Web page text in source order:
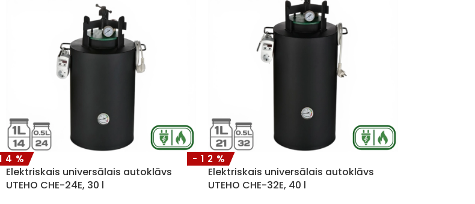
Elektriskais universālais autoklāvs
UTEHO CHE-24E, 30 l
-12%
Elektriskais universālais autoklāvs
UTEHO CHE-32E, 40 l